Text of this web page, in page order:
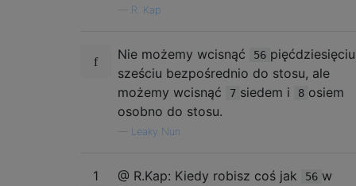
while true do
    temp = {}
    for i=1,#samples do
        local s = samples[i]
if eval(s) ~= -1 or s == "" then
    end
R. Kap
Nie możemy wcisnąć 56 pięćdziesięciu
sześciu bezpośrednio do stosu, ale
możemy wcisnąć
7 siedem i 8 osiem
osobno do stosu.
Leaky Nun
1 @ R.Kap: Kiedy robisz coś jak 56 w